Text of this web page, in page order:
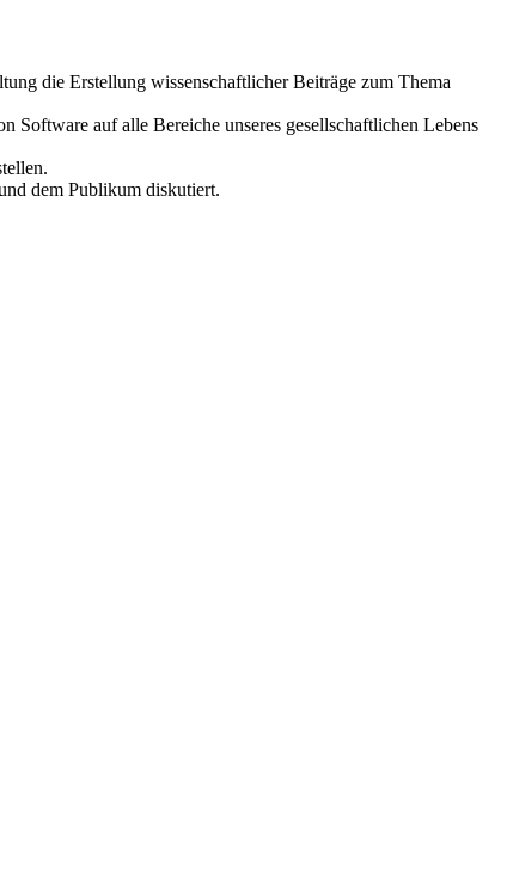
die Erstellung wissenschaftlicher Beiträge zum Thema
Software auf alle Bereiche unseres gesellschaftlichen Lebens
dem Publikum diskutiert.